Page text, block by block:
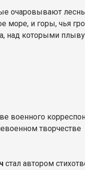
очаровывают
и горы, чья
над которыми
военного
творчестве
стал автором